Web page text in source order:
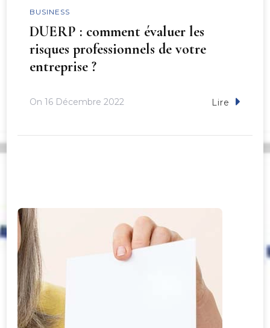
BUSINESS
DUERP : comment évaluer les
risques professionnels de votre
entreprise ?
On 16 Décembre 2022 Lire